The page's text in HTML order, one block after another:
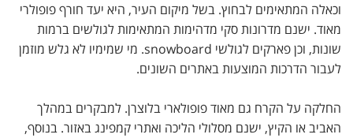
וכאלה המתאימים לבחוץ. בשל מיקום העיר, היא יעד חורף פופולרי
מאוד. ישנם מדרונות סקי מדהימות המתאימות לגולשים ברמות
שונות, וכן פארקים לגולשי snowboard. מי שמימיו לא גלש מוזמן
לעבור הדרכות המוצעות באתרים השונים.
החלקה על הקרח גם מאוד פופולארי בלוצרן. למבקרים במהלך
האביב או הקיץ, ישנם מסלולי הליכה ואתרי קמפינג באזור. בנוסף,